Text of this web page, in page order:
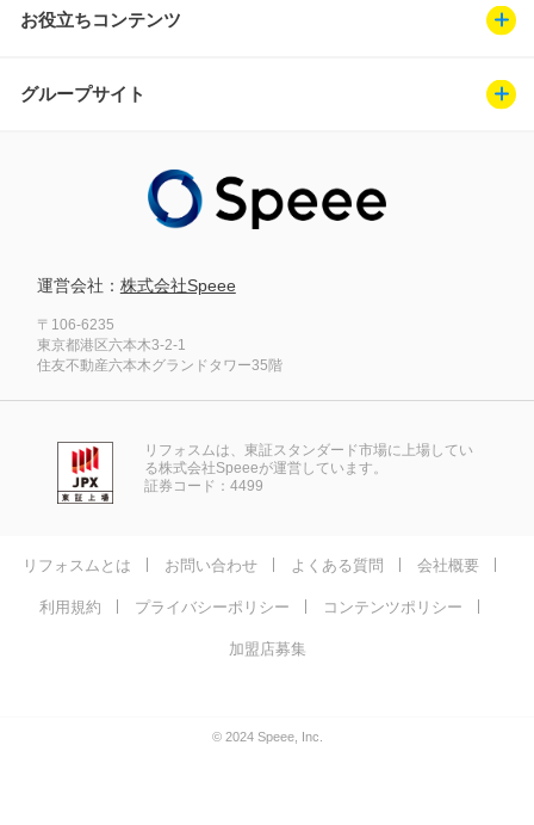
お役立ちコンテンツ
グループサイト
運営会社： 株式会社Speee
〒106-6235
東京都港区六本木3-2-1
住友不動産六本木グランドタワー35階
リフォスムは、東証スタンダード市場に上場してい
る株式会社Speeeが運営しています。
証券コード：4499
リフォスムとは お問い合わせ よくある質問 会社概要
利用規約 プライバシーポリシー コンテンツポリシー
加盟店募集
© 2024 Speee, Inc.